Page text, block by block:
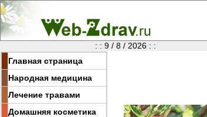
: : 9 / 8 / 2026 : :
Главная страница
Народная медицина
Лечение травами
Домашняя косметика